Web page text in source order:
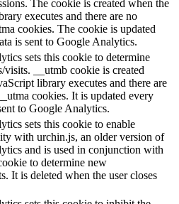
The cookie is created when the
executes and there are no
cookies. The cookie is updated
is sent to Google Analytics.
sets this cookie to determine
visits. __utmb cookie is created
library executes and there are
cookies. It is updated every
to Google Analytics.
sets this cookie to enable
with urchin.js, an older version of
and is used in conjunction with
to determine new
It is deleted when the user closes